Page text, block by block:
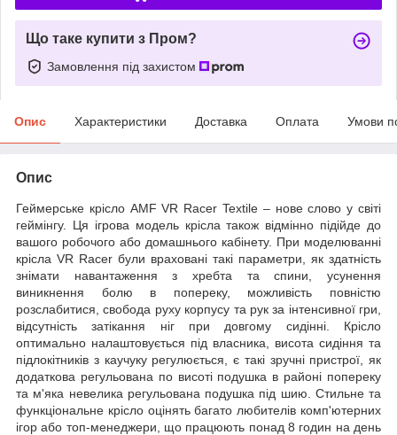
Що таке купити з Пром?
Замовлення під захистом
Опис Характеристики Доставка Оплата Умови
Опис
Геймерське крісло AMF VR Racer Textile – нове слово у світі
геймінгу. Ця ігрова модель крісла також відмінно підійде до
вашого робочого або домашнього кабінету. При моделюванні
крісла VR Racer були враховані такі параметри, як здатність
знімати навантаження з хребта та спини, усунення
виникнення болю в попереку, можливість повністю
розслабитися, свобода руху корпусу та рук за інтенсивної гри,
відсутність затікання ніг при довгому сидінні. Крісло
оптимально налаштовується під власника, висота сидіння та
підлокітників з каучуку регулюється, є такі зручні пристрої, як
додаткова регульована по висоті подушка в районі попереку
та м'яка невелика регульована подушка під шию. Стильне та
функціональне крісло оцінять багато любителів комп'ютерних
ігор або топ-менеджери, що працюють понад 8 годин на день